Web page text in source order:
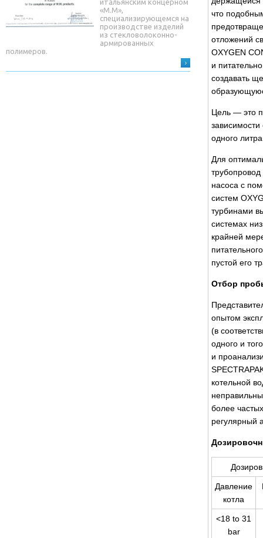
итальянским концерном
«М.М»,
специализирующемся на
производстве изделий
из стекловолоконно-
армированных
полимеров.
что
отложений
OXYGEN
и
создавать
Цель — это
одного
Для
насоса с
систем
турбинами
системах
крайней
пустой его
Отбор
опытом
(в
одного и
и
котельной
более
регулярный
Давление
котла
<18 to 31
bar